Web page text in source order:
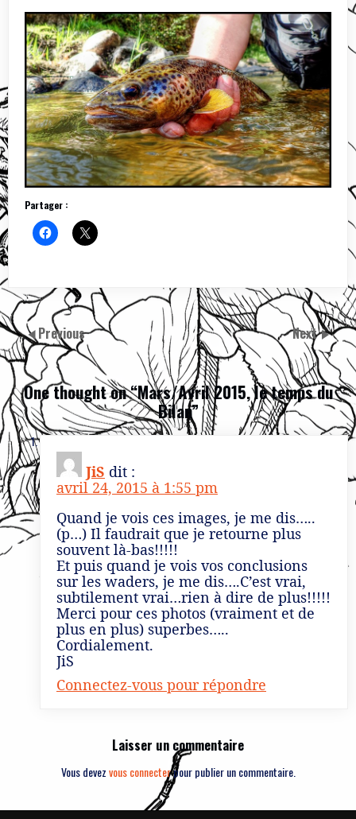
Partager :
Previous Next
One thought on “Mars/Avril 2015, le temps du
Bilan”
JiS dit :
avril 24, 2015 à 1:55 pm
Quand je vois ces images, je me dis…..
(p…) Il faudrait que je retourne plus
souvent là-bas!!!!!
Et puis quand je vois vos conclusions
sur les waders, je me dis….C’est vrai,
subtilement vrai…rien à dire de plus!!!!!
Merci pour ces photos (vraiment et de
plus en plus) superbes…..
Cordialement.
JiS
Connectez-vous pour répondre
Laisser un commentaire
Vous devezvous connecterpour publier un commentaire.